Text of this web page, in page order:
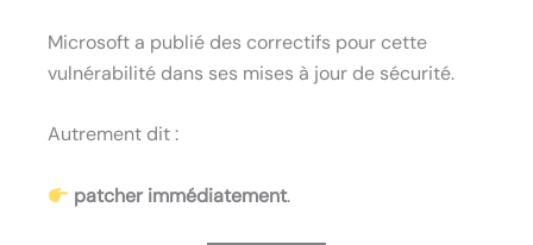
Microsoft a publié des correctifs pour cette
vulnérabilité dans ses mises à jour de sécurité.
Autrement dit :
patcher immédiatement.